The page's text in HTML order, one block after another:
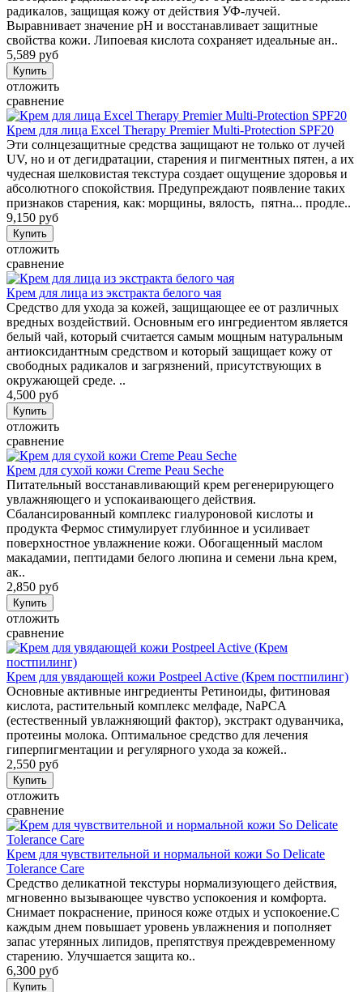
радикалов, защищая кожу от действия УФ-лучей.
Выравнивает значение рН и восстанавливает защитные
свойства кожи. Липоевая кислота сохраняет идеальные ан..
5,589 руб
отложить
сравнение
Крем для лица Excel Therapy Premier Multi-Protection SPF20
Эти солнцезащитные средства защищают не только от лучей
UV, но и от дегидратации, старения и пигментных пятен, а их
чудесная шелковистая текстура создает ощущение здоровья и
абсолютного спокойствия. Предупреждают появление таких
признаков старения, как: морщины, вялость, пятна... продле..
9,150 руб
отложить
сравнение
Крем для лица из экстракта белого чая
Средство для ухода за кожей, защищающее ее от различных
вредных воздействий. Основным его ингредиентом является
белый чай, который считается самым мощным натуральным
антиоксидантным средством и который защищает кожу от
свободных радикалов и загрязнений, присутствующих в
окружающей среде. ..
4,500 руб
отложить
сравнение
Крем для сухой кожи Creme Peau Seche
Питательный восстанавливающий крем регенерирующего
увлажняющего и успокаивающего действия.
Сбалансированный комплекс гиалуроновой кислоты и
продукта Фермос стимулирует глубинное и усиливает
поверхностное увлажнение кожи. Обогащенный маслом
макадамии, пептидами белого люпина и семени льна крем,
ак..
2,850 руб
отложить
сравнение
Крем для увядающей кожи Postpeel Active (Крем постпилинг)
Основные активные ингредиенты Ретиноиды, фитиновая
кислота, растительный комплекс мелфаде, NaPCA
(естественный увлажняющий фактор), экстракт одуванчика,
протеины молока. Оптимальное средство для лечения
гиперпигментации и регулярного ухода за кожей..
2,550 руб
отложить
сравнение
Крем для чувствительной и нормальной кожи So Delicate
Tolerance Care
Средство деликатной текстуры нормализующего действия,
мгновенно вызывающее чувство успокоения и комфорта.
Снимает покраснение, принося коже отдых и успокоение.С
каждым днем повышает уровень увлажнения и пополняет
запас утерянных липидов, препятствуя преждевременному
старению. Улучшается защита ко..
6,300 руб